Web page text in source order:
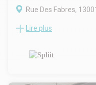
Rue Des Fabres,
Vente et location
des Fabres, au cœur du
bureaux à louer au 4ᵉ
Lire plus